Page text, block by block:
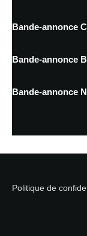
Bande-annonce
Bande-annonce
Bande-annonce
Politique de